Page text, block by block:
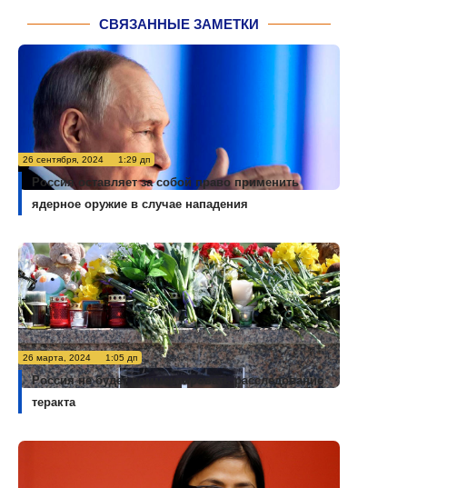
СВЯЗАННЫЕ ЗАМЕТКИ
26 сентября, 2024 1:29 дп
Россия оставляет за собой право применить
ядерное оружие в случае нападения
26 марта, 2024 1:05 дп
Россия не будет комментировать расследование
теракта